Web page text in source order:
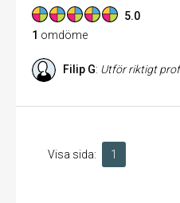
5.0
1 omdöme
Filip G: Utför riktigt
Visa sida: 1